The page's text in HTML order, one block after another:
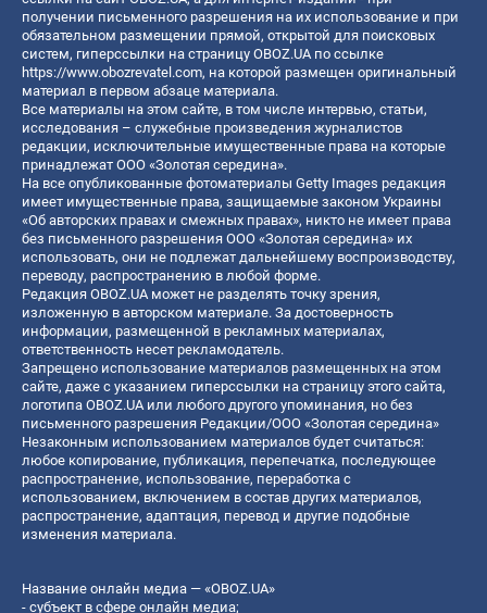
получении письменного разрешения на их использование и при
обязательном размещении прямой, открытой для поисковых
систем, гиперссылки на страницу OBOZ.UA по ссылке
https://www.obozrevatel.com, на которой размещен оригинальный
материал в первом абзаце материала.
Все материалы на этом сайте, в том числе интервью, статьи,
исследования – служебные произведения журналистов
редакции, исключительные имущественные права на которые
принадлежат ООО «Золотая середина».
На все опубликованные фотоматериалы Getty Images редакция
имеет имущественные права, защищаемые законом Украины
«Об авторских правах и смежных правах», никто не имеет права
без письменного разрешения ООО «Золотая середина» их
использовать, они не подлежат дальнейшему воспроизводству,
переводу, распространению в любой форме.
Редакция OBOZ.UA может не разделять точку зрения,
изложенную в авторском материале. За достоверность
информации, размещенной в рекламных материалах,
ответственность несет рекламодатель.
Запрещено использование материалов размещенных на этом
сайте, даже с указанием гиперссылки на страницу этого сайта,
логотипа OBOZ.UA или любого другого упоминания, но без
письменного разрешения Редакции/ООО «Золотая середина»
Незаконным использованием материалов будет считаться:
любое копирование, публикация, перепечатка, последующее
распространение, использование, переработка с
использованием, включением в состав других материалов,
распространение, адаптация, перевод и другие подобные
изменения материала.
Название онлайн медиа — «OBOZ.UA»
- субъект в сфере онлайн медиа;